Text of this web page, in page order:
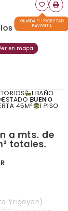
GUARDÁ TU PROPIEDAD
FAVORITA
de
en mapa
1 BAÑO
ESTADO BUENO
45M2 1 PISO
a mts. de
totales.
Yrigoyen).